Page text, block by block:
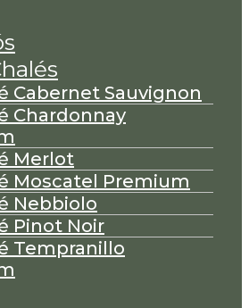
Cabernet Sauvignon
Chardonnay
Merlot
Moscatel Premium
Nebbiolo
Pinot Noir
Tempranillo